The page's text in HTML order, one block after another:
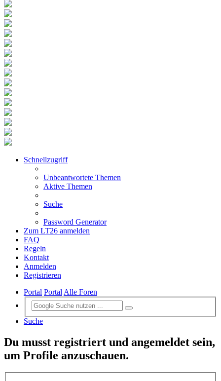
Schnellzugriff
Unbeantwortete Themen
Aktive Themen
Suche
Password Generator
Zum LT26 anmelden
FAQ
Regeln
Kontakt
Anmelden
Registrieren
Portal PortalAlle Foren
Suche
Du musst registriert und angemeldet sein,
um Profile anzuschauen.